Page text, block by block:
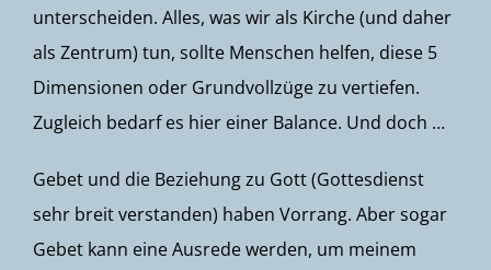
unterscheiden. Alles, was wir als Kirche (und daher
als Zentrum) tun, sollte Menschen helfen, diese 5
Dimensionen oder Grundvollzüge zu vertiefen.
Zugleich bedarf es hier einer Balance. Und doch …
Gebet und die Beziehung zu Gott (Gottesdienst
sehr breit verstanden) haben Vorrang. Aber sogar
Gebet kann eine Ausrede werden, um meinem